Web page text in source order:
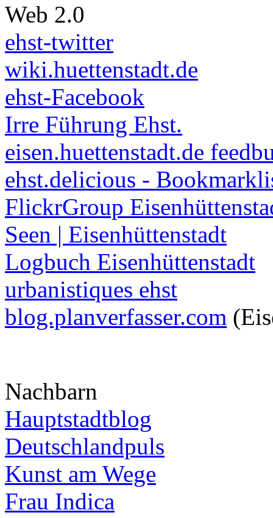
Web 2.0
ehst-twitter
wiki.huettenstadt.de
ehst-Facebook
Irre Führung Ehst.
eisen.huettenstadt.de
ehst.delicious -
FlickrGroup
Seen | Eisenhüttenstadt
Logbuch Eisenhüttenstadt
urbanistiques ehst
blog.planverfasser.com
Nachbarn
Hauptstadtblog
Deutschlandpuls
Kunst am Wege
Frau Indica